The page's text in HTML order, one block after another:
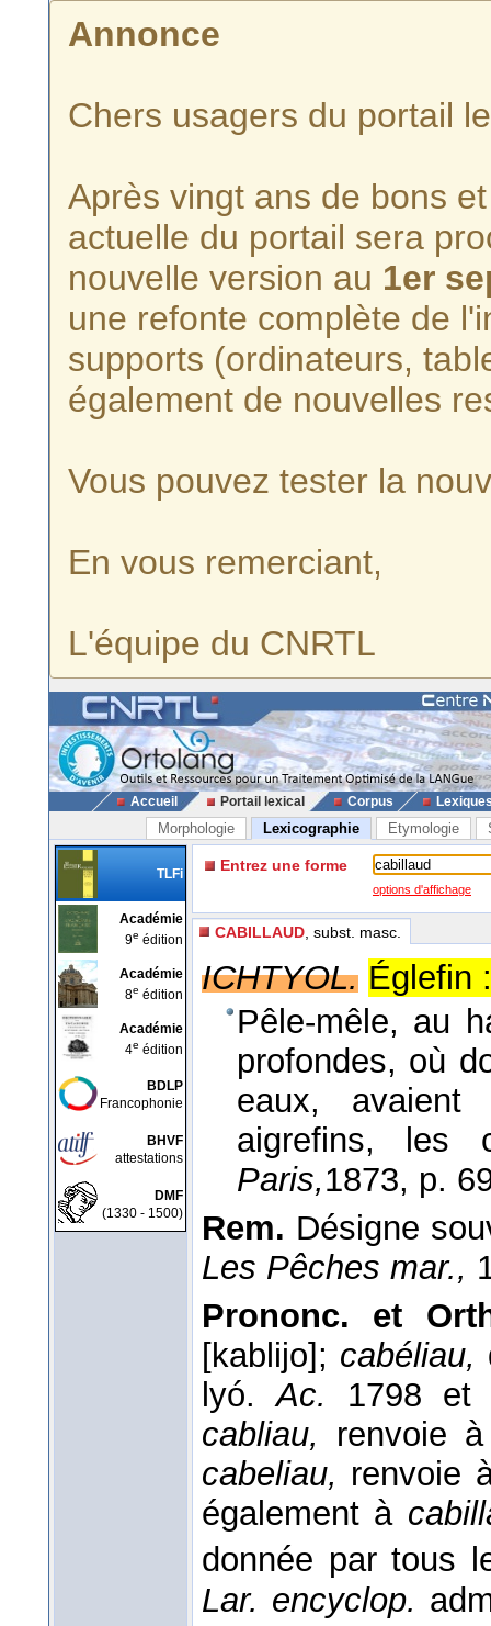
Annonce
Chers usagers du portail
Après vingt ans de bons
actuelle du portail sera
nouvelle version au 1er
une refonte complète de
supports (ordinateurs,
également de nouvelles
Vous pouvez tester la
En vous remerciant,
L'équipe du CNRTL
Accueil Portail lexical Corpus
Morphologie Lexicographie Etymologie
TLFi
Académie
9e édition
Académie
8e édition
Académie
4e édition
BDLP
Francophonie
BHVF
attestations
DMF
(1330 - 1500)
Entrez une forme
options d'affichage
CABILLAUD , subst. masc.
ICHTYOL. Églefin :
Pêle-mêle, au
profondes, où
eaux,
aigrefins, les
Paris,1873, p.
Rem. Désigne
Les Pêches mar.,
Prononc. et
[kablijo]; cabéliau,
lyó.Ac.
1798
cabliau,
renvoie
cabeliau, renvoie
également à
donnée par tous
Lar. encyclop.